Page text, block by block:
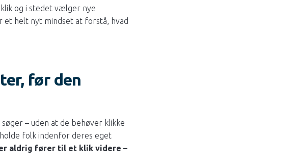
og i stedet vælger nye
helt nyt mindset at forstå, hvad
før den
– uden at de behøver klikke
folk indenfor deres eget
aldrig fører til et klik videre –